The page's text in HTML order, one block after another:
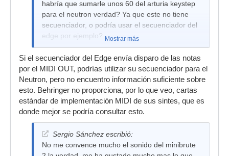
habría que sumarle unos 60 del arturia keystep
para el neutron verdad? Ya que este no tiene
secuenciador, o podría usar el secuenciador del
edge por ejemplo? Mostrar más
Si el secuenciador del Edge envía disparo de las notas
por el MIDI OUT, podrías utilizar su secuenciador para el
Neutron, pero no encuentro información suficiente sobre
esto. Behringer no proporciona, por lo que veo, cartas
estándar de implementación MIDI de sus sintes, que es
donde mejor se podría consultar esto.
Sergio Sánchez escribió:
No me convence mucho el sonido del minibrute